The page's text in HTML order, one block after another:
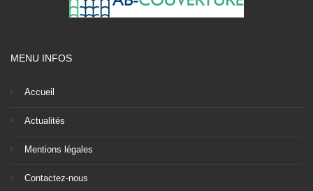
MENU INFOS
Accueil
Actualités
Mentions légales
Contactez-nous